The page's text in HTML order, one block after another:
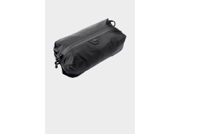
Material - Ultralätta
Ultralätt Terra